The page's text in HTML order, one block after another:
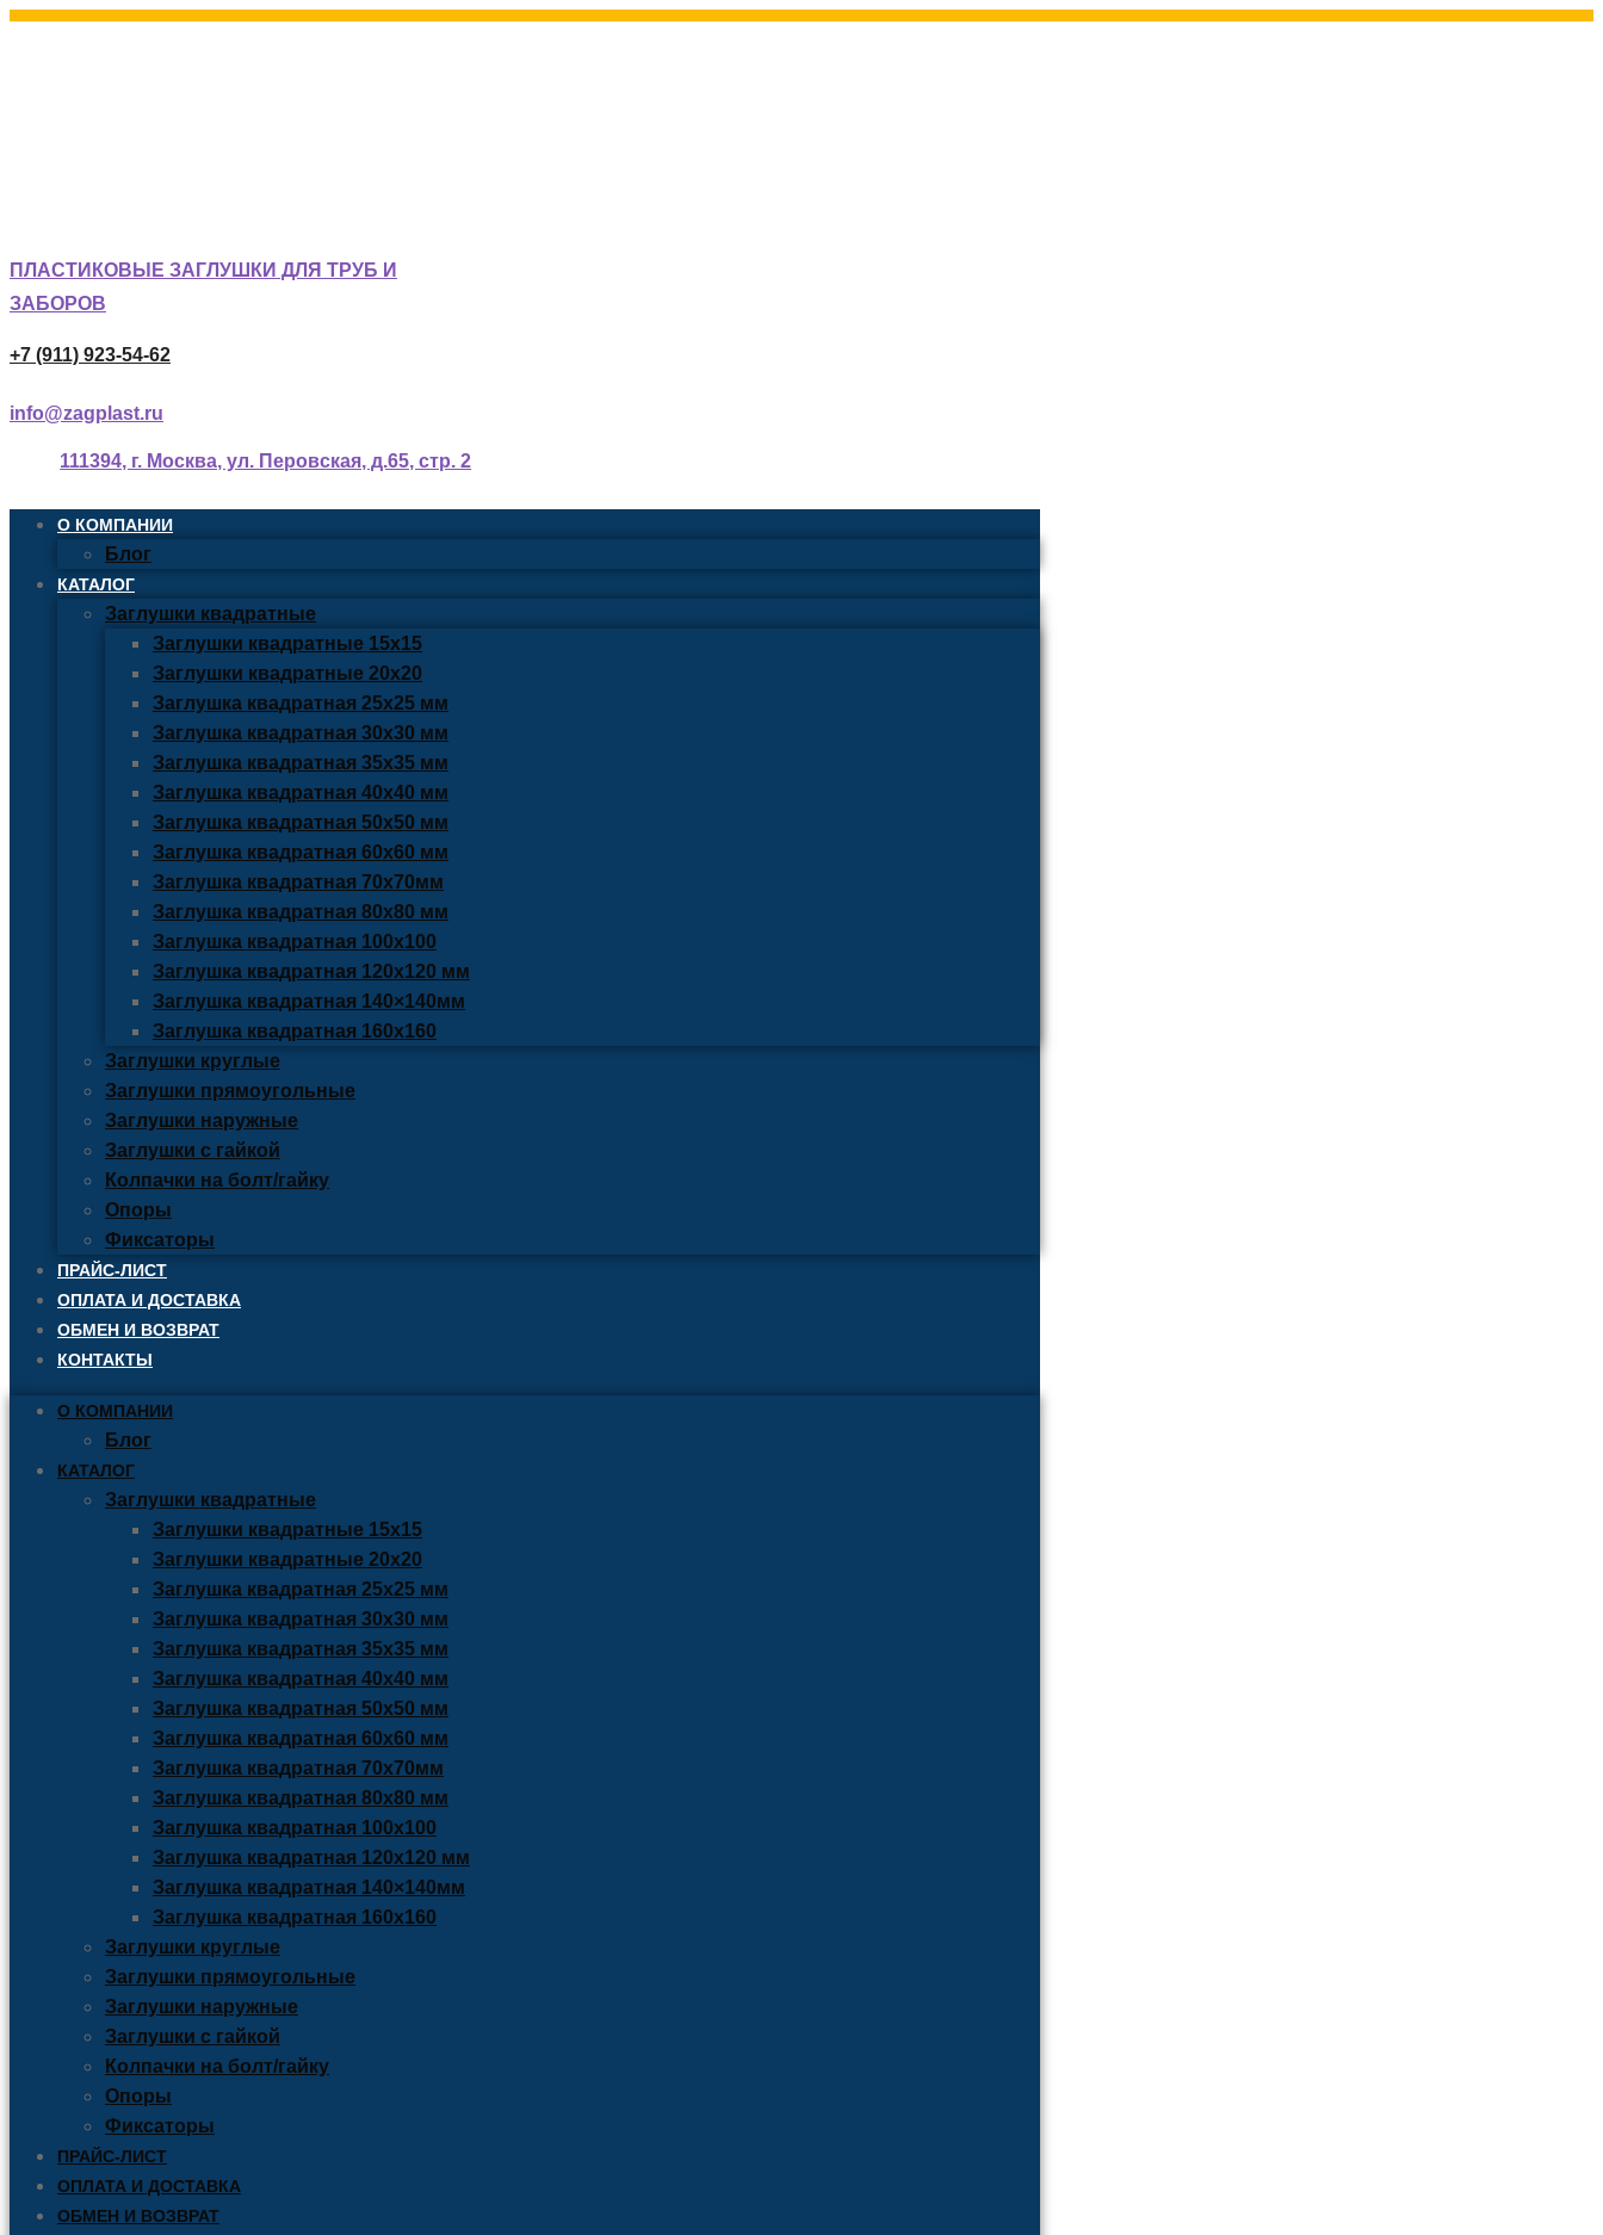
ПЛАСТИКОВЫЕ ЗАГЛУШКИ ДЛЯ ТРУБ И
ЗАБОРОВ
+7 (911) 923-54-62
info@zagplast.ru
111394, г. Москва, ул. Перовская, д.65, стр. 2
О КОМПАНИИ
Блог
КАТАЛОГ
Заглушки квадратные
Заглушки квадратные 15х15
Заглушки квадратные 20х20
Заглушка квадратная 25х25 мм
Заглушка квадратная 30х30 мм
Заглушка квадратная 35х35 мм
Заглушка квадратная 40х40 мм
Заглушка квадратная 50х50 мм
Заглушка квадратная 60х60 мм
Заглушка квадратная 70х70мм
Заглушка квадратная 80х80 мм
Заглушка квадратная 100х100
Заглушка квадратная 120х120 мм
Заглушка квадратная 140×140мм
Заглушка квадратная 160х160
Заглушки круглые
Заглушки прямоугольные
Заглушки наружные
Заглушки с гайкой
Колпачки на болт/гайку
Опоры
Фиксаторы
ПРАЙС-ЛИСТ
ОПЛАТА И ДОСТАВКА
ОБМЕН И ВОЗВРАТ
КОНТАКТЫ
О КОМПАНИИ
Блог
КАТАЛОГ
Заглушки квадратные
Заглушки квадратные 15х15
Заглушки квадратные 20х20
Заглушка квадратная 25х25 мм
Заглушка квадратная 30х30 мм
Заглушка квадратная 35х35 мм
Заглушка квадратная 40х40 мм
Заглушка квадратная 50х50 мм
Заглушка квадратная 60х60 мм
Заглушка квадратная 70х70мм
Заглушка квадратная 80х80 мм
Заглушка квадратная 100х100
Заглушка квадратная 120х120 мм
Заглушка квадратная 140×140мм
Заглушка квадратная 160х160
Заглушки круглые
Заглушки прямоугольные
Заглушки наружные
Заглушки с гайкой
Колпачки на болт/гайку
Опоры
Фиксаторы
ПРАЙС-ЛИСТ
ОПЛАТА И ДОСТАВКА
ОБМЕН И ВОЗВРАТ